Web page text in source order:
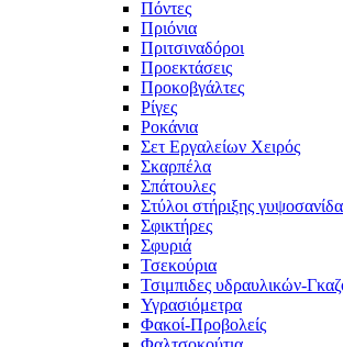
Πόντες
Πριόνια
Πριτσιναδόροι
Προεκτάσεις
Προκοβγάλτες
Ρίγες
Ροκάνια
Σετ Εργαλείων Χειρός
Σκαρπέλα
Σπάτουλες
Στύλοι στήριξης
Σφικτήρες
Σφυριά
Τσεκούρια
Τσιμπιδες υδραυλικών-
Υγρασιόμετρα
Φακοί-Προβολείς